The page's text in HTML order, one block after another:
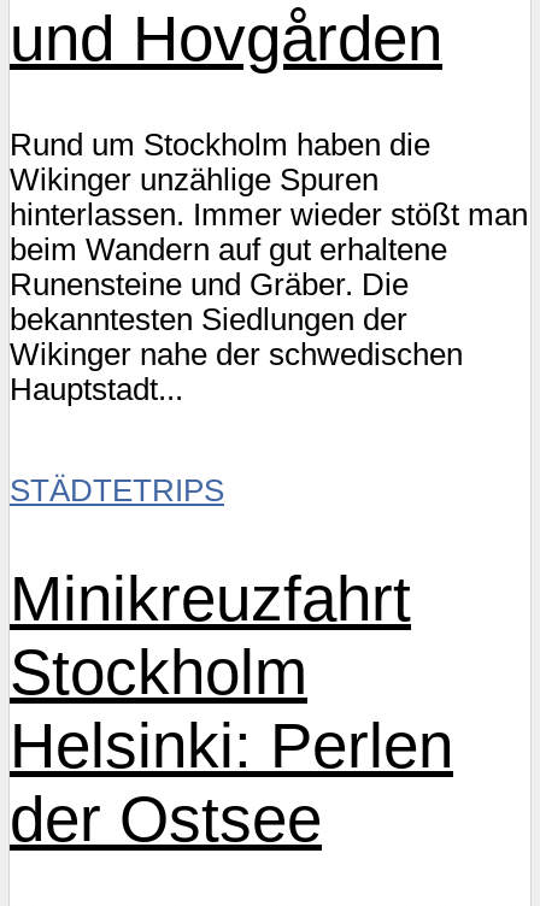
und Hovgården
Rund um Stockholm haben die
Wikinger unzählige Spuren
hinterlassen. Immer wieder stößt man
beim Wandern auf gut erhaltene
Runensteine und Gräber. Die
bekanntesten Siedlungen der
Wikinger nahe der schwedischen
Hauptstadt...
STÄDTETRIPS
Minikreuzfahrt
Stockholm
Helsinki: Perlen
der Ostsee